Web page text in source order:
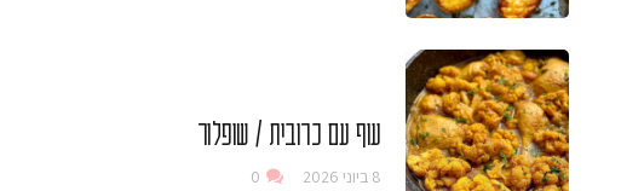
עוף עם כרובית / שופלור
8 ביוני 2026 0